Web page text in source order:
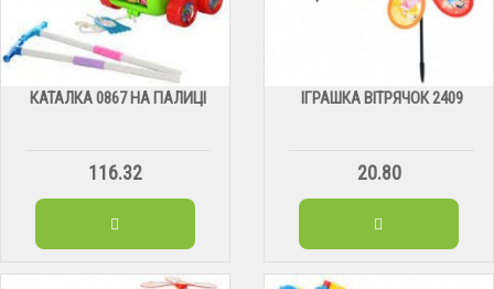
КАТАЛКА 0867 НА ПАЛИЦІ
116.32
ІГРАШКА ВІТРЯЧОК 2409
20.80